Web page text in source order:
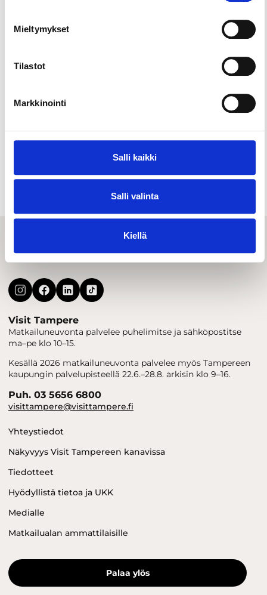
Mieltymykset
Tilastot
Markkinointi
Salli kaikki
Salli valinta
Kiellä
Liikenne- & kuljetuspalvelut
Visit Tampere
Matkailuneuvonta palvelee puhelimitse ja sähköpostitse
ma–pe klo 10–15.
Kesällä 2026 matkailuneuvonta palvelee myös Tampereen
kaupungin palvelupisteellä 22.6.–28.8. arkisin klo 9–16.
Puh. 03 5656 6800
visittampere@visittampere.fi
Yhteystiedot
Näkyvyys Visit Tampereen kanavissa
Tiedotteet
Hyödyllistä tietoa ja UKK
Medialle
Matkailualan ammattilaisille
Palaa ylös